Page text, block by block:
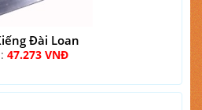
Đài Loan
47.273 VNĐ